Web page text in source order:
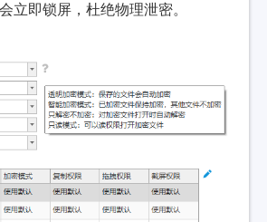
立即锁屏，杜绝物理泄密。